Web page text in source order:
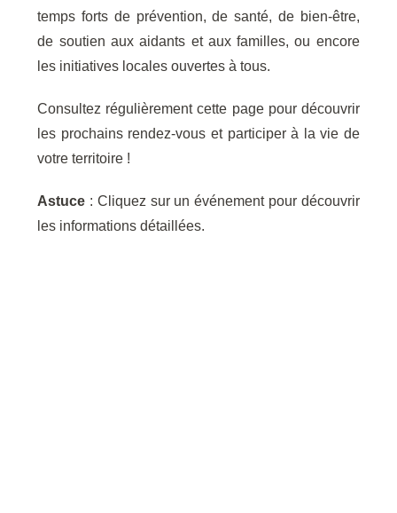
temps forts de prévention, de santé, de bien-être,
de soutien aux aidants et aux familles, ou encore
les initiatives locales ouvertes à tous.
Consultez régulièrement cette page pour découvrir
les prochains rendez-vous et participer à la vie de
votre territoire !
Astuce : Cliquez sur un événement pour découvrir
les informations détaillées.